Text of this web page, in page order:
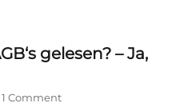
gelesen? – Ja,
1 Comment